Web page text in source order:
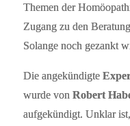
Themen der
Zugang zu den
Solange noch gezankt
Die angekündigte
wurde von Robert
aufgekündigt. Unklar